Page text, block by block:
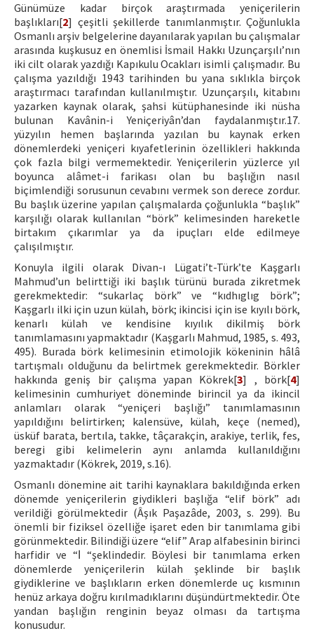
Günümüze kadar birçok araştırmada yeniçerilerin
başlıkları[2] çeşitli şekillerde tanımlanmıştır. Çoğunlukla
Osmanlı arşiv belgelerine dayanılarak yapılan bu çalışmalar
arasında kuşkusuz en önemlisi İsmail Hakkı Uzunçarşılı’nın
iki cilt olarak yazdığı Kapıkulu Ocakları isimli çalışmadır. Bu
çalışma yazıldığı 1943 tarihinden bu yana sıklıkla birçok
araştırmacı tarafından kullanılmıştır. Uzunçarşılı, kitabını
yazarken kaynak olarak, şahsi kütüphanesinde iki nüsha
bulunan Kavânin-i Yeniçeriyân’dan faydalanmıştır.17.
yüzyılın hemen başlarında yazılan bu kaynak erken
dönemlerdeki yeniçeri kıyafetlerinin özellikleri hakkında
çok fazla bilgi vermemektedir. Yeniçerilerin yüzlerce yıl
boyunca alâmet-i farikası olan bu başlığın nasıl
biçimlendiği sorusunun cevabını vermek son derece zordur.
Bu başlık üzerine yapılan çalışmalarda çoğunlukla “başlık”
karşılığı olarak kullanılan “börk” kelimesinden hareketle
birtakım çıkarımlar ya da ipuçları elde edilmeye
çalışılmıştır.
Konuyla ilgili olarak Divan-ı Lügati’t-Türk’te Kaşgarlı
Mahmud’un belirttiği iki başlık türünü burada zikretmek
gerekmektedir: “sukarlaç börk” ve “kıdhıglıg börk”;
Kaşgarlı ilki için uzun külah, börk; ikincisi için ise kıyılı börk,
kenarlı külah ve kendisine kıyılık dikilmiş börk
tanımlamasını yapmaktadır (Kaşgarlı Mahmud, 1985, s. 493,
495). Burada börk kelimesinin etimolojik kökeninin hâlâ
tartışmalı olduğunu da belirtmek gerekmektedir. Börkler
hakkında geniş bir çalışma yapan Kökrek[3] , börk[4]
kelimesinin cumhuriyet döneminde birincil ya da ikincil
anlamları olarak “yeniçeri başlığı” tanımlamasının
yapıldığını belirtirken; kalensüve, külah, keçe (nemed),
üsküf barata, bertıla, takke, tâçarakçin, arakiye, terlik, fes,
beregi gibi kelimelerin aynı anlamda kullanıldığını
yazmaktadır (Kökrek, 2019, s.16).
Osmanlı dönemine ait tarihi kaynaklara bakıldığında erken
dönemde yeniçerilerin giydikleri başlığa “elif börk” adı
verildiği görülmektedir (Âşık Paşazâde, 2003, s. 299). Bu
önemli bir fiziksel özelliğe işaret eden bir tanımlama gibi
görünmektedir. Bilindiği üzere “elif” Arap alfabesinin birinci
harfidir ve “ا “şeklindedir. Böylesi bir tanımlama erken
dönemlerde yeniçerilerin külah şeklinde bir başlık
giydiklerine ve başlıkların erken dönemlerde uç kısmının
henüz arkaya doğru kırılmadıklarını düşündürtmektedir. Öte
yandan başlığın renginin beyaz olması da tartışma
konusudur.